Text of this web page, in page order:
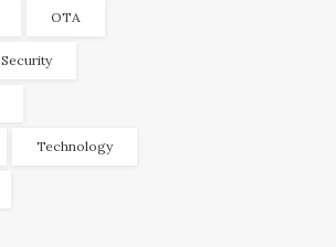
OTA
Security
Technology